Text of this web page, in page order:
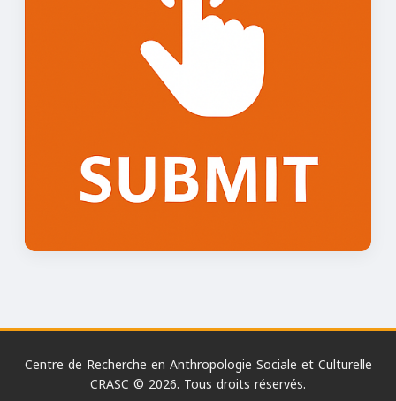
Centre de Recherche en Anthropologie Sociale et Culturelle
CRASC © 2026. Tous droits réservés.